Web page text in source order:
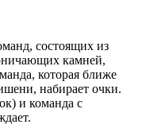
состоящих из
камней,
которая ближе
набирает очки.
и команда с